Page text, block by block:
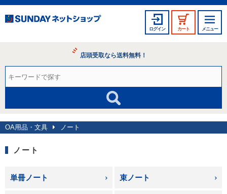
ログイン カート メニュー
店頭受取なら送料無料！
OA用品・文具 ノート
ノート
単冊ノート 束ノート